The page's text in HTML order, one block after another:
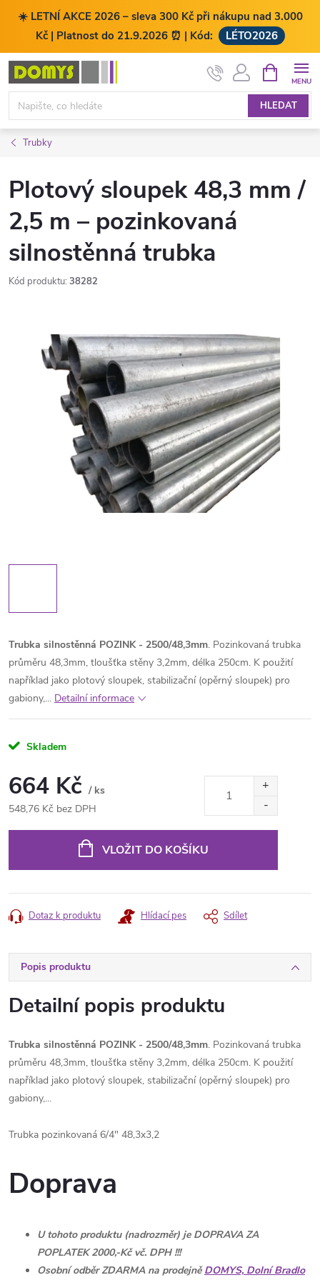
☀️ LETNÍ AKCE 2026 – sleva 300 Kč při nákupu nad 3.000
Kč | Platnost do 21.9.2026 ⏰ | Kód:
LÉTO2026
Přejít
obsah
HLEDAT
NÁKUPNÍ
KOŠÍK
Trubky
Plotový sloupek 48,3 mm /
2,5 m – pozinkovaná
silnostěnná trubka
Kód produktu: 38282
Trubka silnostěnná POZINK - 2500/48,3mm. Pozinkovaná trubka
průměru 48,3mm, tloušťka stěny 3,2mm, délka 250cm. K použití
například jako plotový sloupek, stabilizační (opěrný sloupek) pro
gabiony,... Detailní informace
Skladem
664 Kč / ks
548,76 Kč bez DPH
VLOŽIT DO KOŠÍKU
Dotaz k produktu Hlídací pes Sdílet
Popis produktu
Detailní popis produktu
Trubka silnostěnná POZINK - 2500/48,3mm. Pozinkovaná trubka
průměru 48,3mm, tloušťka stěny 3,2mm, délka 250cm. K použití
například jako plotový sloupek, stabilizační (opěrný sloupek) pro
gabiony,...
Trubka pozinkovaná 6/4" 48,3x3,2
Doprava
U tohoto produktu (nadrozměr) je DOPRAVA ZA
POPLATEK 2000,-Kč vč. DPH !!!
Osobní odběr ZDARMA na prodejně DOMYS, Dolní Bradlo